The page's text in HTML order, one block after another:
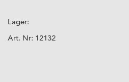
Lager:
Art. Nr: 12132